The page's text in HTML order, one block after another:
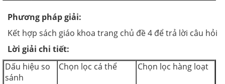
Phương pháp giải:
Kết hợp sách giáo khoa trang chủ đề 4 để trả lời câu hỏi
Lời giải chi tiết:
Dấu hiệu so
sánh
Chọn lọc cá thể Chọn lọc hàng loạt